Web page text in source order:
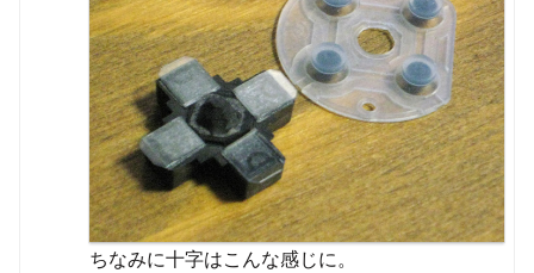
ちなみに十字はこんな感じに。